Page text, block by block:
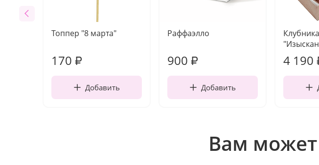
Топпер "8 марта"
170 ₽
Добавить
Раффаэлло
900 ₽
Добавить
4 190
Вам может